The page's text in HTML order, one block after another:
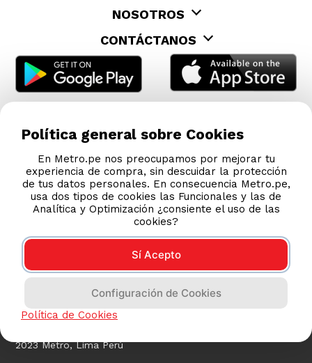
NOSOTROS
CONTÁCTANOS
COMPRAS 100% SEGURAS
Esta tienda usa Niubiz para realizar transacciones
electrónicas.
2023 Metro, Lima Perú
Política general sobre Cookies
En Metro.pe nos preocupamos por mejorar tu
experiencia de compra, sin descuidar la protección
de tus datos personales. En consecuencia Metro.pe,
usa dos tipos de cookies las Funcionales y las de
Analítica y Optimización ¿consiente el uso de las
cookies?
Sí Acepto
Configuración de Cookies
Política de Cookies